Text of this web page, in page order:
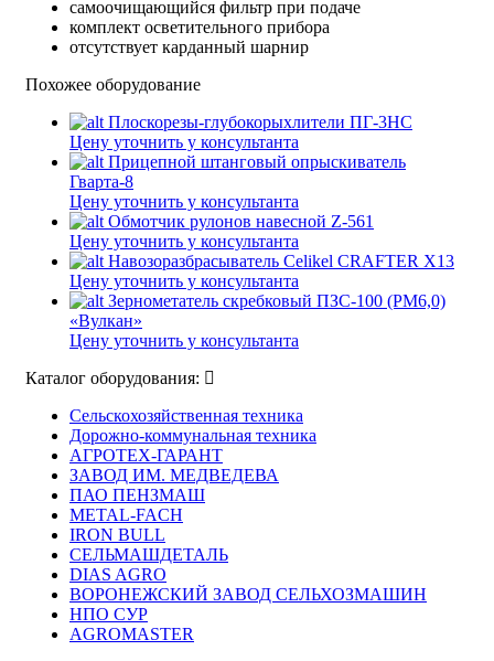
самоочищающийся фильтр при подаче
комплект осветительного прибора
отсутствует карданный шарнир
Похожее оборудование
Плоскорезы-глубокорыхлители ПГ-3НС
Цену уточнить у консультанта
Прицепной штанговый опрыскиватель
Гварта-8
Цену уточнить у консультанта
Обмотчик рулонов навесной Z-561
Цену уточнить у консультанта
Навозоразбрасыватель Celikel CRAFTER X13
Цену уточнить у консультанта
Зернометатель скребковый ПЗС-100 (РМ6,0)
«Вулкан»
Цену уточнить у консультанта
Каталог оборудования:
Сельскохозяйственная техника
Дорожно-коммунальная техника
АГРОТЕХ-ГАРАНТ
ЗАВОД ИМ. МЕДВЕДЕВА
ПАО ПЕНЗМАШ
METAL-FACH
IRON BULL
СЕЛЬМАШДЕТАЛЬ
DIAS AGRO
ВОРОНЕЖСКИЙ ЗАВОД СЕЛЬХОЗМАШИН
НПО СУР
AGROMASTER